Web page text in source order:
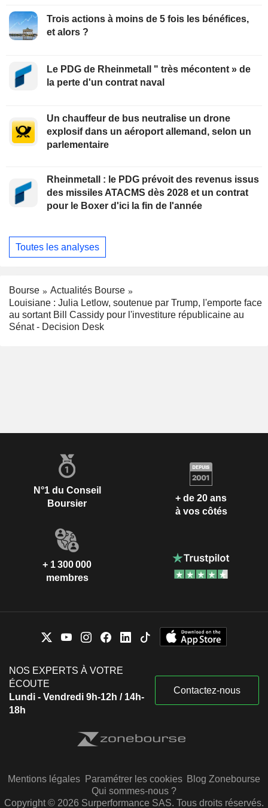
Trois actions à moins de 5 fois les bénéfices,
et alors ?
Le PDG de Rheinmetall " très mécontent » de
la perte d'un contrat naval
Un chauffeur de bus neutralise un drone
explosif dans un aéroport allemand, selon un
parlementaire
Rheinmetall : le PDG prévoit des revenus issus
des missiles ATACMS dès 2028 et un contrat
pour le Boxer d'ici la fin de l'année
Toutes les analyses
Bourse
Actualités Bourse
Louisiane : Julia Letlow, soutenue par Trump, l'emporte face
au sortant Bill Cassidy pour l'investiture républicaine au
Sénat - Decision Desk
N°1 du Conseil
Boursier
+ de 20 ans
à vos côtés
+ 1 300 000
membres
NOS EXPERTS À VOTRE
ÉCOUTE
Lundi - Vendredi 9h-12h / 14h-
18h
Contactez-nous
Mentions légales Paramétrer les cookies Blog Zonebourse
Qui sommes-nous ?
Copyright © 2026 Surperformance SAS. Tous droits réservés.